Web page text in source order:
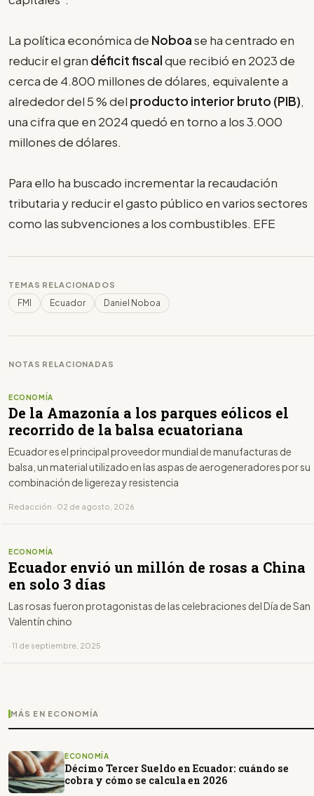
La política económica de Noboase ha centrado en
reducir el gran déficit fiscalque recibió en 2023 de
cerca de 4.800 millones de dólares, equivalente a
alrededor del 5 % del producto interior bruto (PIB),
una cifra que en 2024 quedó en torno a los 3.000
millones de dólares.
Para ello ha buscado incrementar la recaudación
tributaria y reducir el gasto público en varios sectores
como las subvenciones a los combustibles. EFE
TEMAS RELACIONADOS
FMI Ecuador Daniel Noboa
NOTAS RELACIONADAS
ECONOMÍA
De la Amazonía a los parques eólicos el
recorrido de la balsa ecuatoriana
Ecuador es el principal proveedor mundial de manufacturas de
balsa, un material utilizado en las aspas de aerogeneradores por su
combinación de ligereza y resistencia
Redacción · 02 de agosto, 2026
ECONOMÍA
Ecuador envió un millón de rosas a China
en solo 3 días
Las rosas fueron protagonistas de las celebraciones del Día de San
Valentín chino
· 11 de septiembre, 2025
MÁS EN ECONOMÍA
ECONOMÍA
Décimo Tercer Sueldo en Ecuador: cuándo se
cobra y cómo se calcula en 2026